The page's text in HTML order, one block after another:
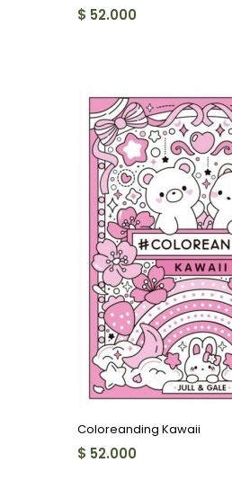
$ 52.000
Coloreanding Kawaii
$ 52.000